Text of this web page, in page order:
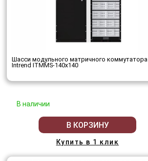
Шасси модульного матричного коммутатора
Intrend ITMMS-140x140
В наличии
В КОРЗИНУ
Купить в 1 клик